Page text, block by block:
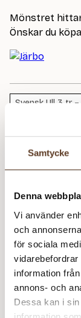
Samtycke
Denna
Vi använder
och
för sociala
vidarebefordrar
information
annons- och
Dessa kan i
Mönstret
Önskar du
Svensk Ull 3 tr
Utskrift – 6